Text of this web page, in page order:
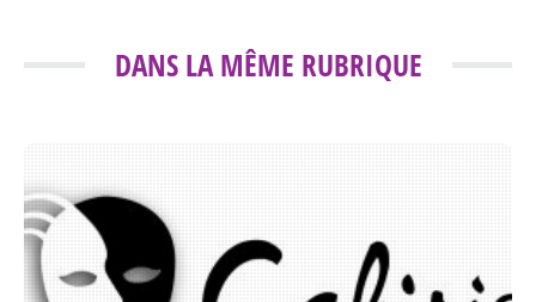
DANS LA MÊME RUBRIQUE